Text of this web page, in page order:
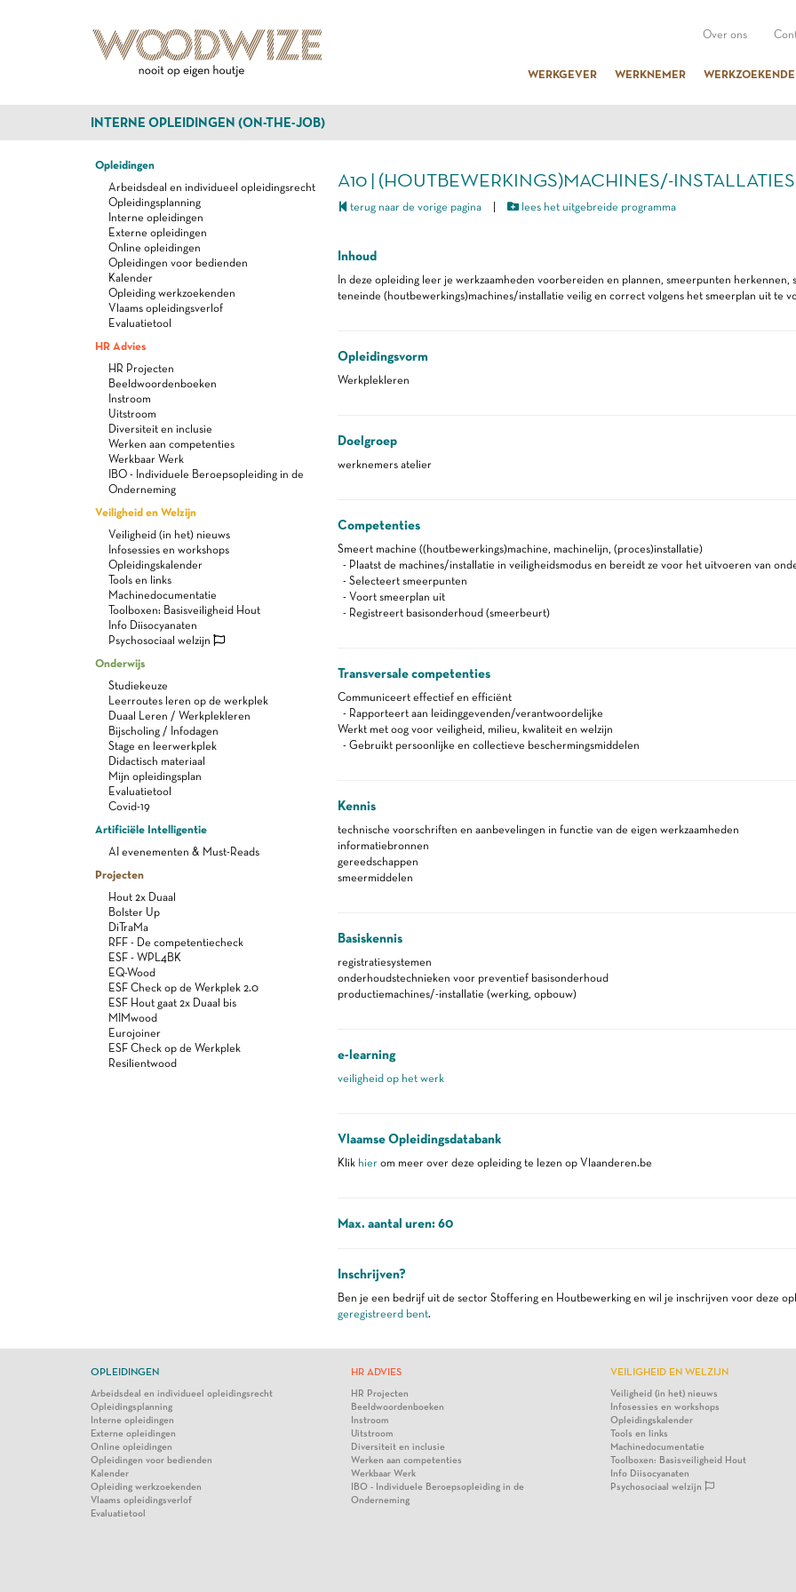
Over ons
WERKGEVER WERKNEMER WERKZOEKENDE
INTERNE OPLEIDINGEN (ON-THE-JOB)
Opleidingen
Arbeidsdeal en individueel opleidingsrecht
Opleidingsplanning
Interne opleidingen
Externe opleidingen
Online opleidingen
Opleidingen voor bedienden
Kalender
Opleiding werkzoekenden
Vlaams opleidingsverlof
Evaluatietool
HR Advies
HR Projecten
Beeldwoordenboeken
Instroom
Uitstroom
Diversiteit en inclusie
Werken aan competenties
Werkbaar Werk
IBO - Individuele Beroepsopleiding in de
Onderneming
Veiligheid en Welzijn
Veiligheid (in het) nieuws
Infosessies en workshops
Opleidingskalender
Tools en links
Machinedocumentatie
Toolboxen: Basisveiligheid Hout
Info Diisocyanaten
Psychosociaal welzijn
Onderwijs
Studiekeuze
Leerroutes leren op de werkplek
Duaal Leren / Werkplekleren
Bijscholing / Infodagen
Stage en leerwerkplek
Didactisch materiaal
Mijn opleidingsplan
Evaluatietool
Covid-19
Artificiële Intelligentie
AI evenementen & Must-Reads
Projecten
Hout 2x Duaal
Bolster Up
DiTraMa
RFF - De competentiecheck
ESF - WPL4BK
EQ-Wood
ESF Check op de Werkplek 2.0
ESF Hout gaat 2x Duaal bis
MIMwood
Eurojoiner
ESF Check op de Werkplek
Resilientwood
A10 | (HOUTBEWERKINGS)MACHINES/-
terug naar de vorige pagina| lees het uitgebreide programma
Inhoud
In deze opleiding leer je werkzaamheden voorbereiden en plannen, smeerpunten
teneinde (houtbewerkings)machines/installatie veilig en correct volgens het smeerplan uit te
Opleidingsvorm
Werkplekleren
Doelgroep
werknemers atelier
Competenties
Smeert machine ((houtbewerkings)machine, machinelijn, (proces)installatie)
- Plaatst de machines/installatie in veiligheidsmodus en bereidt ze voor het uitvoeren van
- Selecteert smeerpunten
- Voort smeerplan uit
- Registreert basisonderhoud (smeerbeurt)
Transversale competenties
Communiceert effectief en efficiënt
- Rapporteert aan leidinggevenden/verantwoordelijke
Werkt met oog voor veiligheid, milieu, kwaliteit en welzijn
- Gebruikt persoonlijke en collectieve beschermingsmiddelen
Kennis
technische voorschriften en aanbevelingen in functie van de eigen werkzaamheden
informatiebronnen
gereedschappen
smeermiddelen
Basiskennis
registratiesystemen
onderhoudstechnieken voor preventief basisonderhoud
productiemachines/-installatie (werking, opbouw)
e-learning
veiligheid op het werk
Vlaamse Opleidingsdatabank
Klik hierom meer over deze opleiding te lezen op Vlaanderen.be
Max. aantal uren: 60
Inschrijven?
Ben je een bedrijf uit de sector Stoffering en Houtbewerking en wil je inschrijven voor deze
geregistreerd bent.
OPLEIDINGEN
Arbeidsdeal en individueel opleidingsrecht
Opleidingsplanning
Interne opleidingen
Externe opleidingen
Online opleidingen
Opleidingen voor bedienden
Kalender
Opleiding werkzoekenden
Vlaams opleidingsverlof
Evaluatietool
HR ADVIES
HR Projecten
Beeldwoordenboeken
Instroom
Uitstroom
Diversiteit en inclusie
Werken aan competenties
Werkbaar Werk
IBO - Individuele Beroepsopleiding in de
Onderneming
VEILIGHEID EN WELZIJN
Veiligheid (in het) nieuws
Infosessies en workshops
Opleidingskalender
Tools en links
Machinedocumentatie
Toolboxen: Basisveiligheid Hout
Info Diisocyanaten
Psychosociaal welzijn